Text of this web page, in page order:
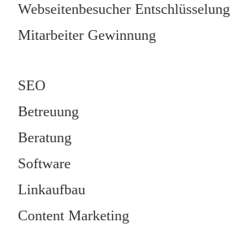
Webseitenbesucher Entschlüsselung
Mitarbeiter Gewinnung
SEO
Betreuung
Beratung
Software
Linkaufbau
Content Marketing